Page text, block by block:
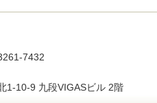
7432
1-10-9 九段VIGASビル 2階